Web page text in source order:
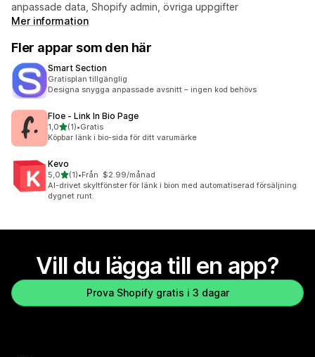
anpassade data, Shopify admin, övriga uppgifter
Mer information
Fler appar som den här
Smart Section
Gratisplan tillgänglig
Designa snygga anpassade avsnitt – ingen kod behövs
Floe ‑ Link In Bio Page
1,0av 5 stjärnor
(1)
1 recensioner totalt
•Gratis
Köpbar länk i bio-sida för ditt varumärke
Kevo
5,0av 5 stjärnor
(1)
1 recensioner totalt
•Från $2.99/månad
AI-drivet skyltfönster för länk i bion med automatiserad försäljning
dygnet runt.
Vill du lägga till en app?
Prova Shopify gratis i 3 dagar